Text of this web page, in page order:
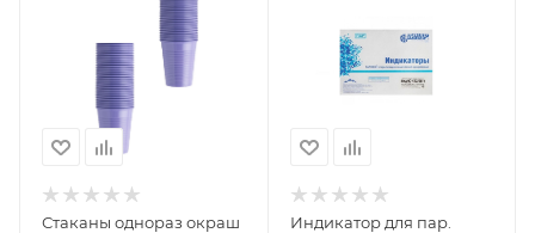
Стаканы однораз окраш
Индикатор для пар.